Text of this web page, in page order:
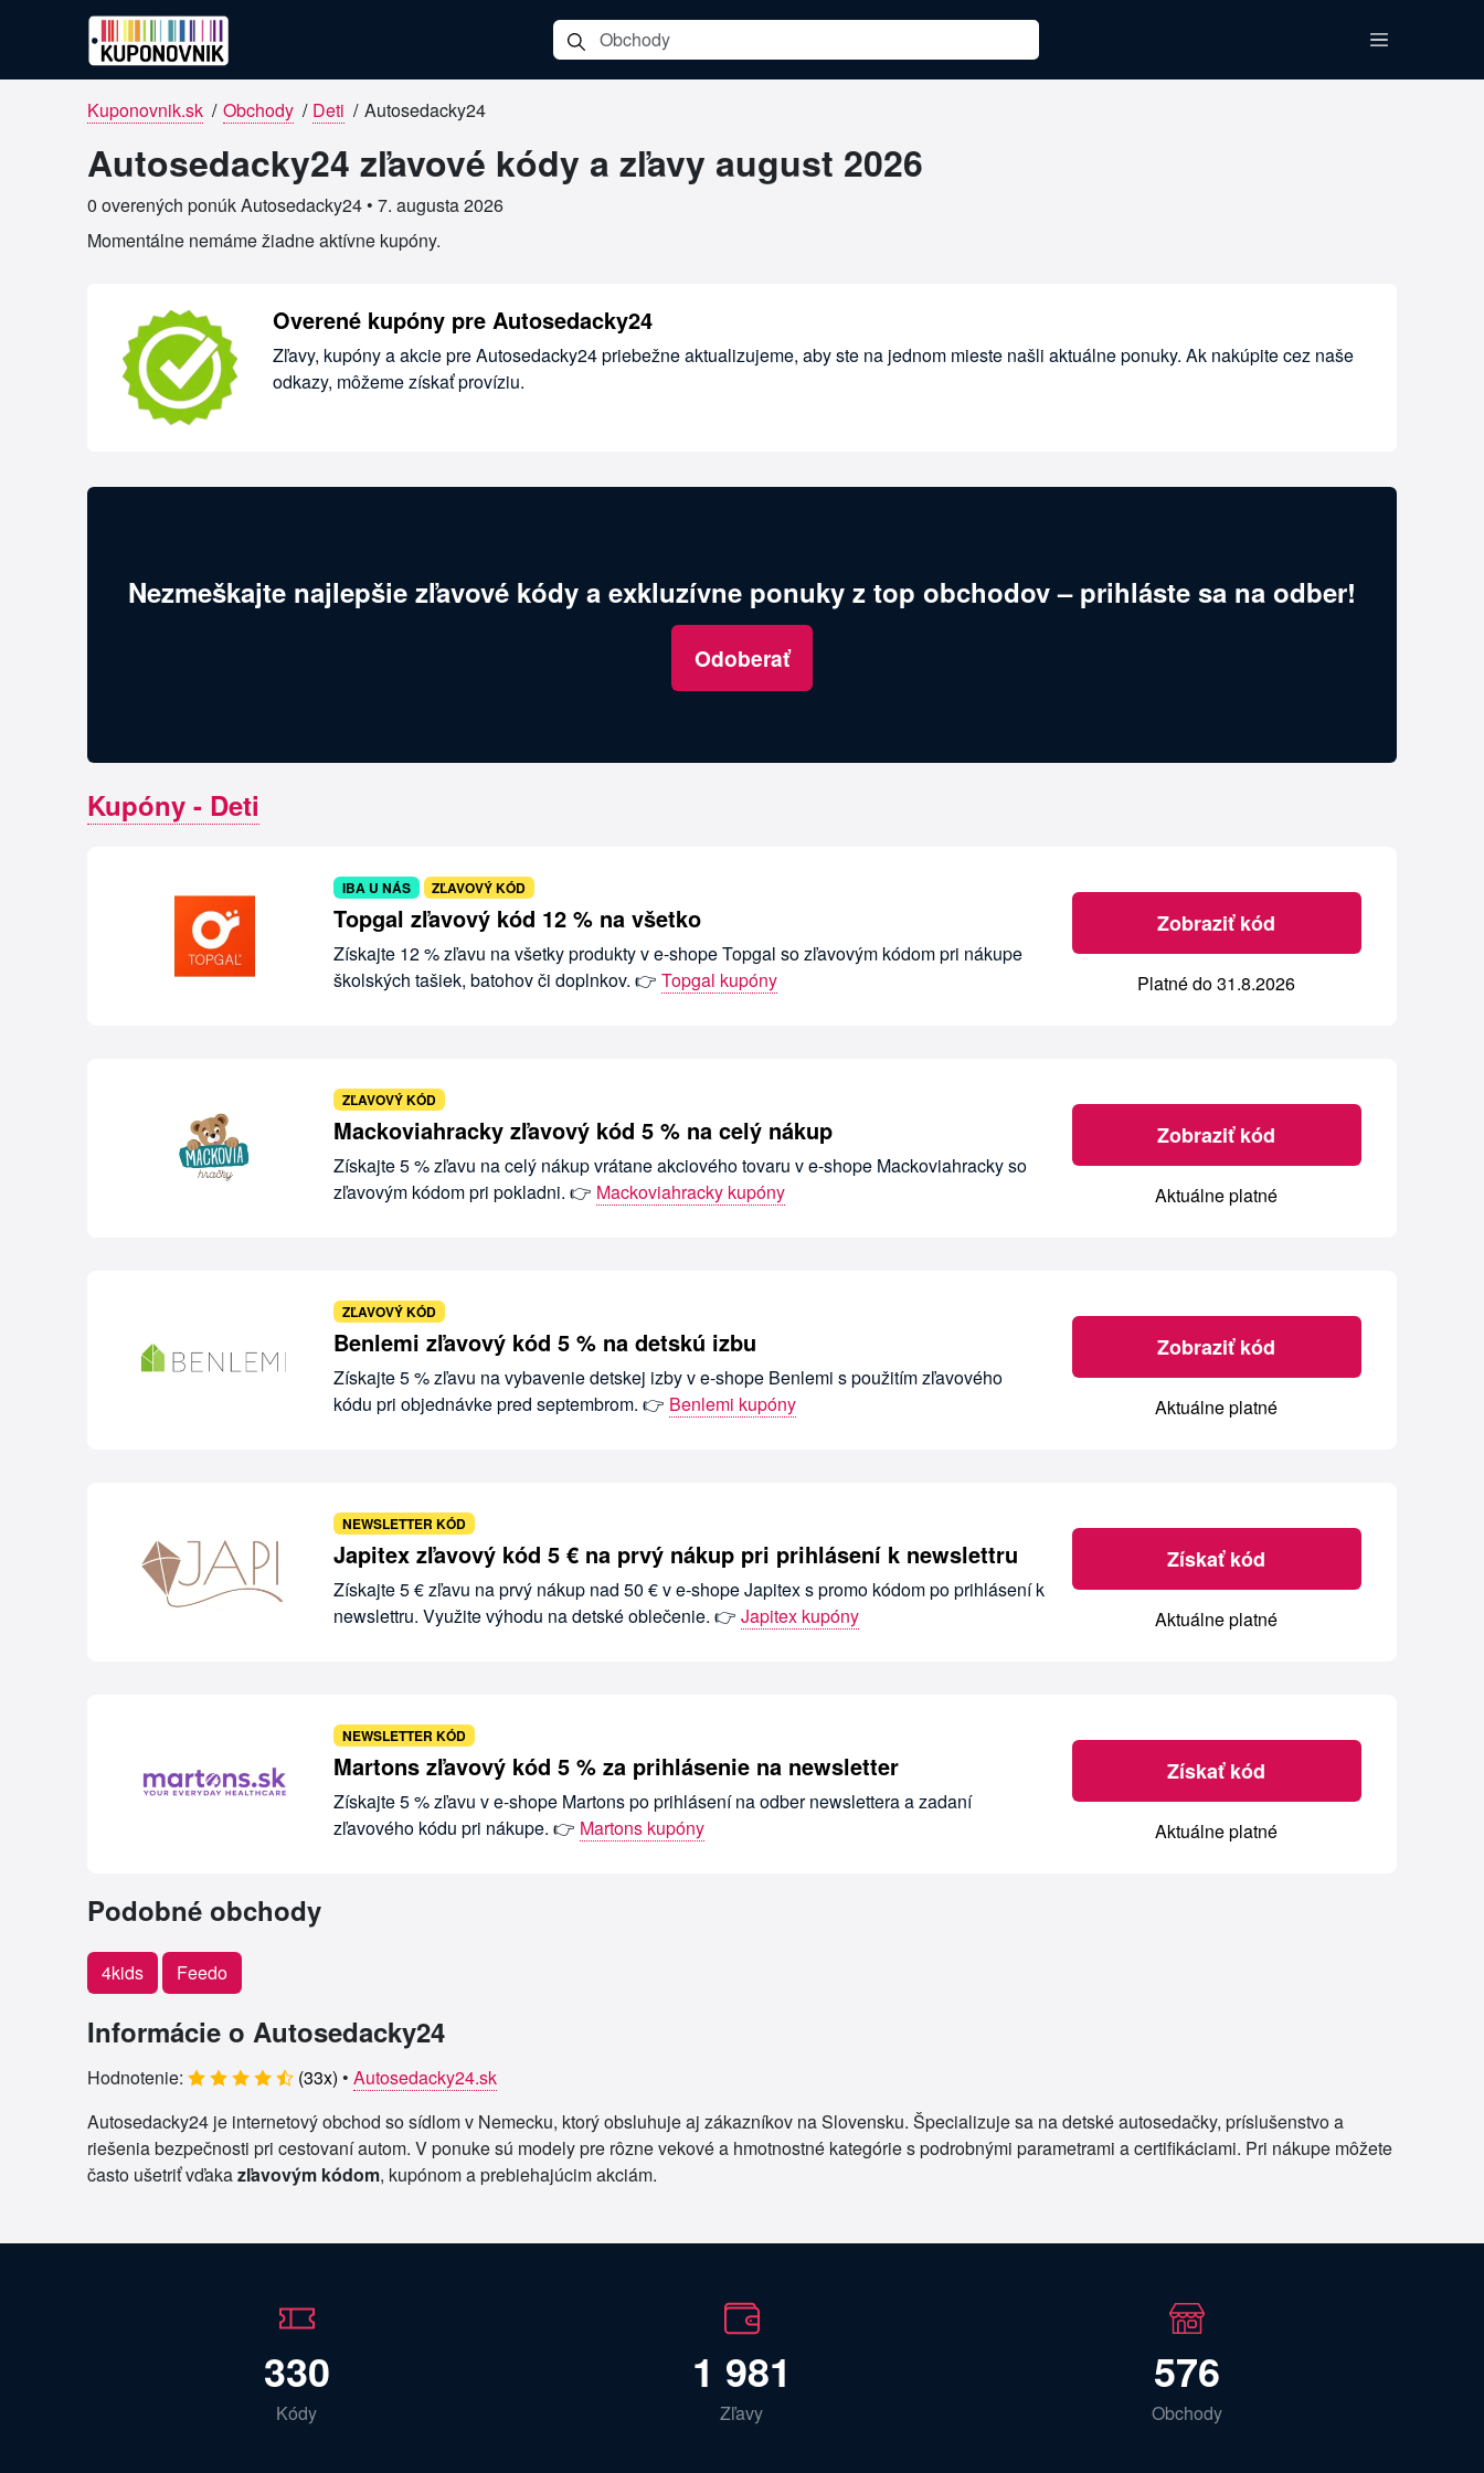
Kuponovnik.sk / Obchody / Deti / Autosedacky24
Autosedacky24 zľavové kódy a zľavy august 2026
0 overených ponúk Autosedacky24 • 7. augusta 2026
Overené kupóny pre Autosedacky24
Momentálne nemáme žiadne aktívne kupóny.
Overené kupóny pre Autosedacky24
Zľavy, kupóny a akcie pre Autosedacky24 priebežne aktualizujeme, aby ste na jednom mieste našli aktuálne ponuky. Ak nakúpite cez naše
odkazy, môžeme získať províziu.
Nezmeškajte najlepšie zľavové kódy a exkluzívne ponuky z top obchodov – prihláste sa na odber!
Odoberať
Kupóny - Deti
IBA U NÁS ZĽAVOVÝ KÓD
Topgal zľavový kód 12 % na všetko
Získajte 12 % zľavu na všetky produkty v e-shope Topgal so zľavovým kódom pri nákupe
školských tašiek, batohov či doplnkov. 👉 Topgal kupóny
Zobraziť kód
Platné do 31.8.2026
ZĽAVOVÝ KÓD
Mackoviahracky zľavový kód 5 % na celý nákup
Získajte 5 % zľavu na celý nákup vrátane akciového tovaru v e-shope Mackoviahracky so
zľavovým kódom pri pokladni. 👉 Mackoviahracky kupóny
Zobraziť kód
Aktuálne platné
ZĽAVOVÝ KÓD
Benlemi zľavový kód 5 % na detskú izbu
Získajte 5 % zľavu na vybavenie detskej izby v e-shope Benlemi s použitím zľavového
kódu pri objednávke pred septembrom. 👉 Benlemi kupóny
Zobraziť kód
Aktuálne platné
NEWSLETTER KÓD
Japitex zľavový kód 5 € na prvý nákup pri prihlásení k newslettru
Získajte 5 € zľavu na prvý nákup nad 50 € v e-shope Japitex s promo kódom po prihlásení k
newslettru. Využite výhodu na detské oblečenie. 👉 Japitex kupóny
Získať kód
Aktuálne platné
NEWSLETTER KÓD
Martons zľavový kód 5 % za prihlásenie na newsletter
Získajte 5 % zľavu v e-shope Martons po prihlásení na odber newslettera a zadaní
zľavového kódu pri nákupe. 👉 Martons kupóny
Získať kód
Aktuálne platné
Podobné obchody
4kids Feedo
Informácie o Autosedacky24
Hodnotenie: (33x) • Autosedacky24.sk
Autosedacky24 je internetový obchod so sídlom v Nemecku, ktorý obsluhuje aj zákazníkov na Slovensku. Špecializuje sa na detské autosedačky, príslušenstvo a
riešenia bezpečnosti pri cestovaní autom. V ponuke sú modely pre rôzne vekové a hmotnostné kategórie s podrobnými parametrami a certifikáciami. Pri nákupe môžete
často ušetriť vďakazľavovým kódom, kupónom a prebiehajúcim akciám.
330
Kódy
1 981
Zľavy
576
Obchody